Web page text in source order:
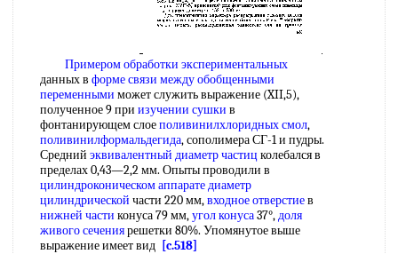
Примером обработки экспериментальных
данных в форме связи междуобобщенными
переменными может служить выражение (XII,5),
полученное 9 при изучении сушки в
фонтанирующем слоеполивинилхлоридных смол,
поливинилформальдегида, сополимера СГ-1 и пудры.
Средний эквивалентный диаметр частиц колебался в
пределах 0,43—2,2 мм. Опыты проводили в
цилиндроконическом аппаратедиаметр
цилиндрической части 220 мм,входное отверстиев
нижней части конуса 79 мм,угол конуса37°,доля
живого сечениярешетки 80%. Упомянутое выше
выражение имеет вид [c.518]